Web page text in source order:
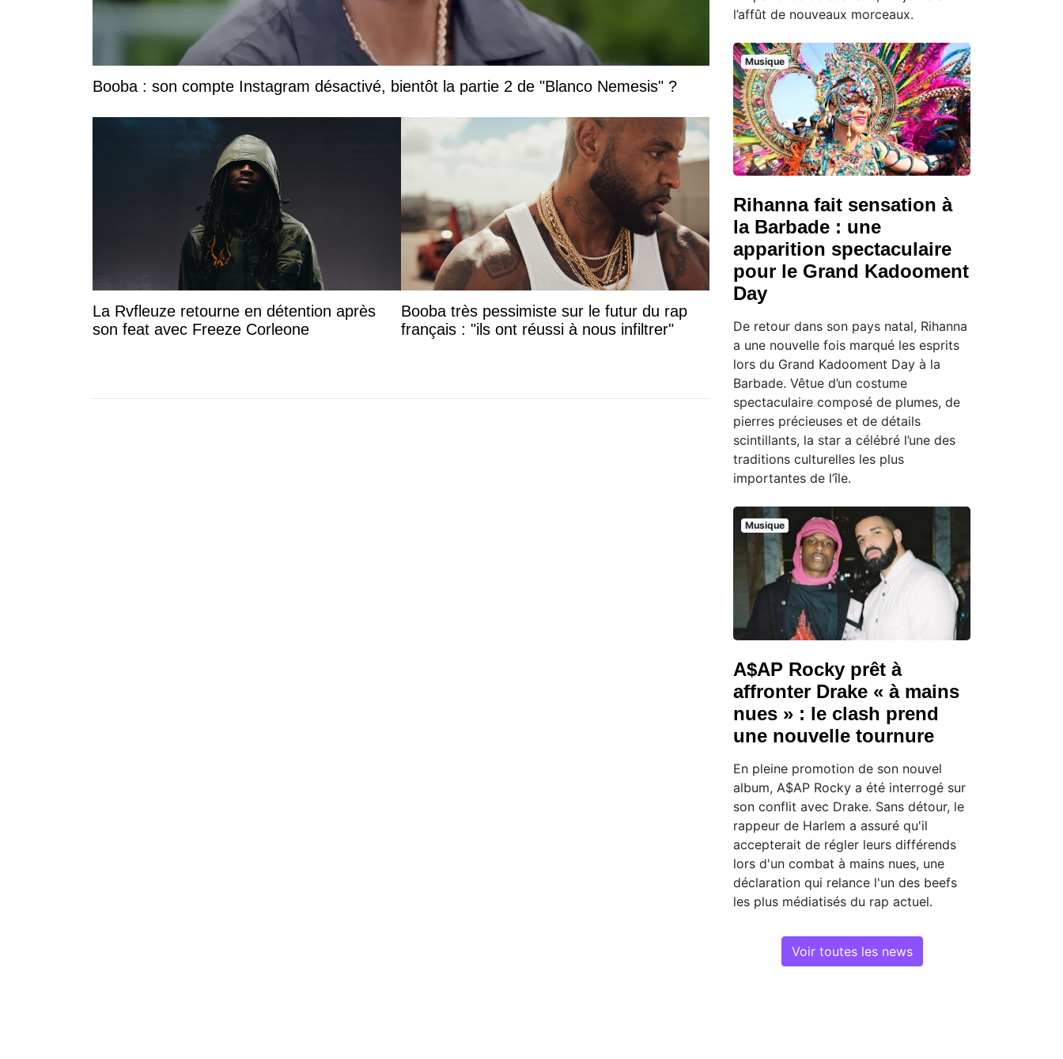
Booba : son compte Instagram désactivé, bientôt la partie 2 de "Blanco Nemesis" ?
La Rvfleuze retourne en détention après
son feat avec Freeze Corleone
Booba très pessimiste sur le futur du rap
français : "ils ont réussi à nous infiltrer"
l’affût de nouveaux morceaux.
Musique
Rihanna fait sensation à
la Barbade : une
apparition spectaculaire
pour le Grand Kadooment
Day
De retour dans son pays natal, Rihanna
a une nouvelle fois marqué les esprits
lors du Grand Kadooment Day à la
Barbade. Vêtue d’un costume
spectaculaire composé de plumes, de
pierres précieuses et de détails
scintillants, la star a célébré l’une des
traditions culturelles les plus
importantes de l’île.
Musique
A$AP Rocky prêt à
affronter Drake « à mains
nues » : le clash prend
une nouvelle tournure
En pleine promotion de son nouvel
album, A$AP Rocky a été interrogé sur
son conflit avec Drake. Sans détour, le
rappeur de Harlem a assuré qu'il
accepterait de régler leurs différends
lors d'un combat à mains nues, une
déclaration qui relance l'un des beefs
les plus médiatisés du rap actuel.
Voir toutes les news